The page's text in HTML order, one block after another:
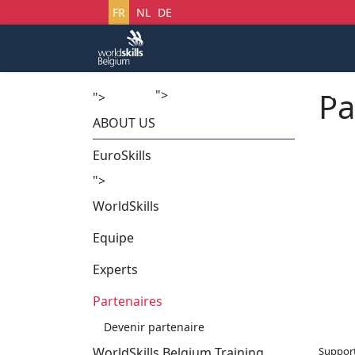
Sélectionnez votre langue
FR NL DE
"> Startech's Days
">
ABOUT US
EuroSkills
">
WorldSkills
Equipe
Experts
Partenaires
Devenir partenaire